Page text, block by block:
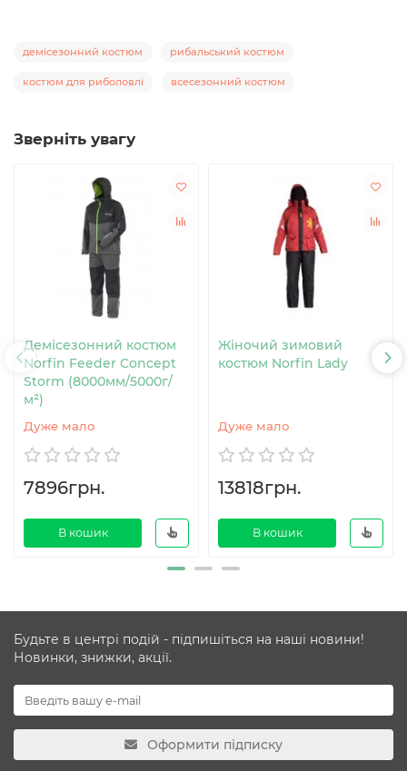
демісезонний костюм рибальський костюм
костюм для риболовлі всесезонний костюм
Зверніть увагу
Демісезонний костюм
Norfin Feeder Concept
Storm (8000мм/5000г/
м²)
Дуже мало
7896грн.
В кошик
Жіночий зимовий
костюм Norfin Lady
Дуже мало
13818грн.
В кошик
Будьте в центрі подій - підпишіться на наші новини!
Новинки, знижки, акції.
Оформити підписку